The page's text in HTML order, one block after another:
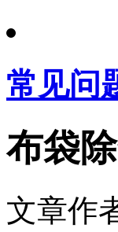
常见问
布袋
文章